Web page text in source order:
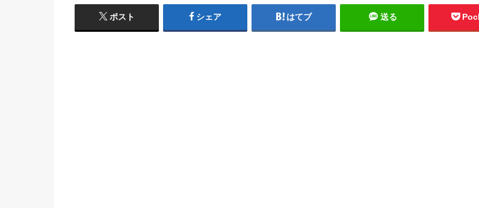
ポスト シェア はてブ 送る